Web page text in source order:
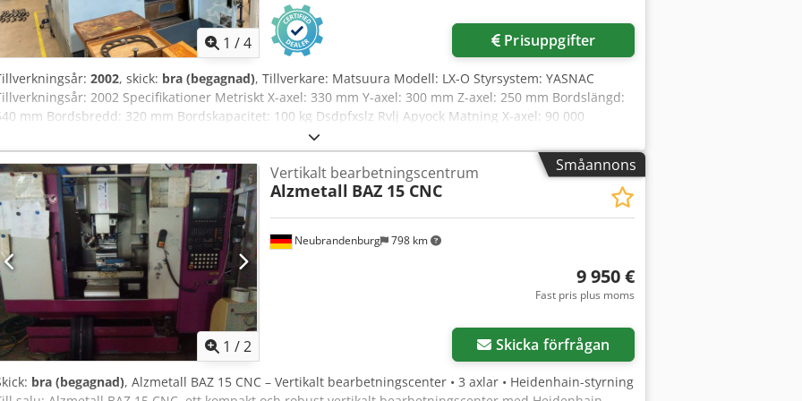
belastning: 1,4 kW • Erforderligt lufttryck: 6 bar
1 /4 Prisuppgifter
2002, skick: bra (begagnad), Tillverkare: Matsuura Modell: LX-O Styrsystem: YASNAC
2002 Specifikationer Metriskt X-axel: 330 mm Y-axel: 300 mm Z-axel: 250 mm Bordslängd:
mm Bordsbredd: 320 mm Bordskapacitet: 100 kg Dsdpfxslz Rvlj Apyock Matning X-axel: 90 000
mm/min Matning Y-axel: 90 000 mm/min Matning Z-axel: 90 000 mm/min Verktygshållare: 30 ISO/BT/MK
7,5 kW Varvtal: 40 000 rpm Antal verktygsplatser: 30 Spåntransportör: Ja Dimensioner
Längd: 2 800 mm Bredd: 2 600 mm Höjd: 2 800 mm Observera: Informationen på denna
sida har samlats in till vår bästa förmåga samt, i den mån det varit möjligt, från tillverkaren. Uppgifterna
i god tro men korrektheten kan ej garanteras. Därmed utgör dessa inga utfästelser eller
Vi rekommenderar att du kontrollerar alla viktiga detaljer.
Småannons
Begär fler bilder
1 /2
Neubrandenburg 798 km
Vertikalt bearbetningscentrum
Alzmetall BAZ 15 CNC
9 950 €
Fast pris plus moms
Skicka förfrågan
bra (begagnad), Alzmetall BAZ 15 CNC – Vertikalt bearbetningscenter • 3 axlar • Heidenhain-styrning